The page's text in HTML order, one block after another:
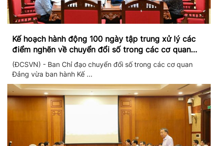
Kế hoạch hành động 100 ngày tập trung xử lý các
điểm nghẽn về chuyển đổi số trong các cơ quan
Đảng
(ĐCSVN) - Ban Chỉ đạo chuyển đổi số trong các cơ quan
Đảng vừa ban hành Kế ...